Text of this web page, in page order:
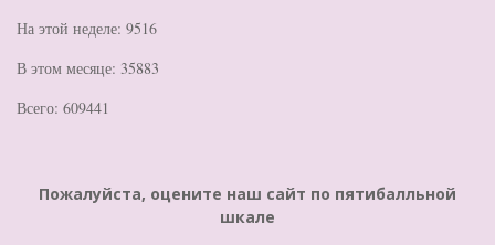
На этой неделе: 9516
В этом месяце: 35883
Всего: 609441
Пожалуйста, оцените наш сайт по пятибалльной
шкале